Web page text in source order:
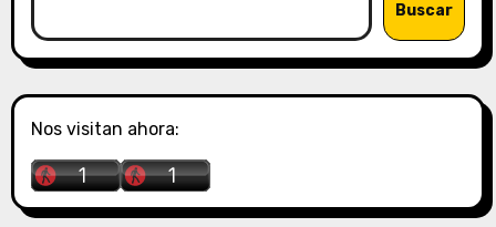
Buscar
Nos visitan ahora: